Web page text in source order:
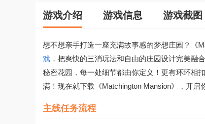
游戏介绍 游戏信息 游戏截图
想不想亲手打造一座充满故事感的梦想庄园？《
戏 ，把爽快的三消玩法和自由的庄园设计完美
秘密花园，每一处细节都由你定义！更有环环相
满！现在就下载《Matchington Mansion》，开
主线任务流程